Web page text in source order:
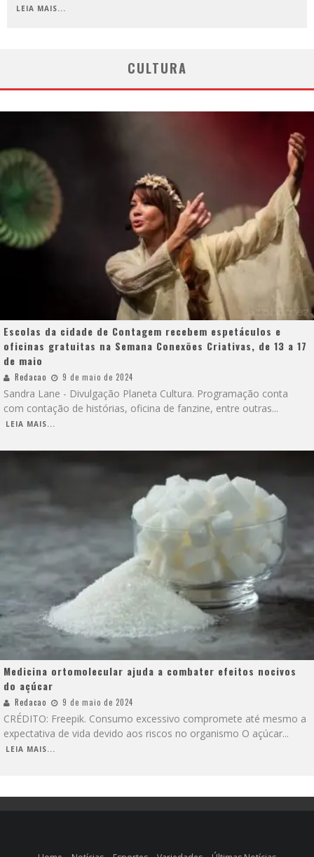
LEIA MAIS...
CULTURA
Escolas da cidade de Contagem recebem espetáculos e
oficinas gratuitas na Semana Conexões Criativas, de 13 a 17
de maio
Redacao 9 de maio de 2024
Sandra Lane - Divulgação Planeta Cultura. Programação conta
com contação de histórias, oficina de fanzine, entre outras...
LEIA MAIS...
Medicina ortomolecular ajuda a combater efeitos nocivos
do açúcar
Redacao 9 de maio de 2024
CRÉDITO: Freepik. Consumo excessivo compromete até mesmo a
expectativa de vida devido aos riscos no organismo O açúcar...
LEIA MAIS...